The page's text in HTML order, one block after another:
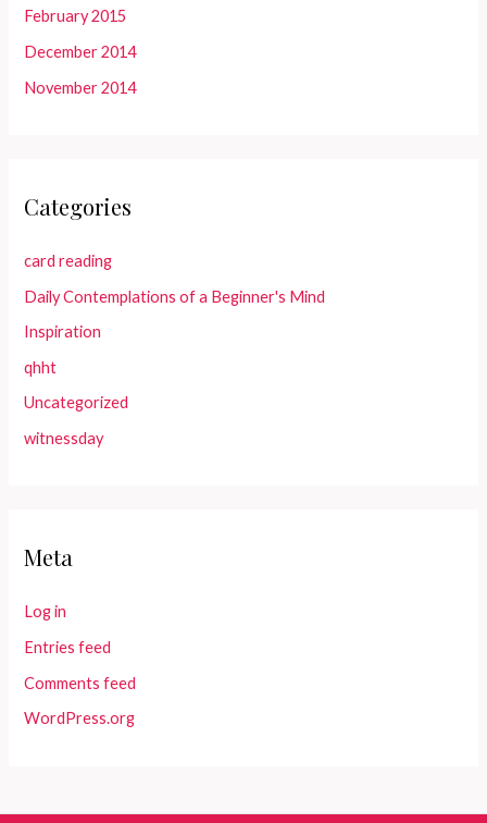
February 2015
December 2014
November 2014
Categories
card reading
Daily Contemplations of a Beginner's Mind
Inspiration
qhht
Uncategorized
witnessday
Meta
Log in
Entries feed
Comments feed
WordPress.org